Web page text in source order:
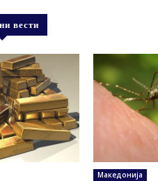
вести
Македонија